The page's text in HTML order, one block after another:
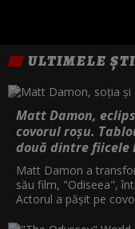
ULTIMELE
Matt Damon,
covorul roșu.
două dintre fiicele
Matt Damon a
său film, "Odiseea",
Actorul a pășit pe